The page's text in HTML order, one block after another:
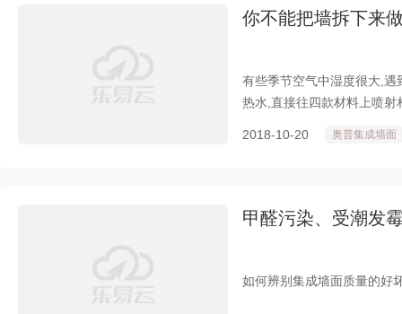
你不能把墙拆下来
有些季节空气中湿度很大,
热水,直接往四款材料上喷射
2018-10-20 奥普集成墙面
甲醛污染、受潮发
如何辨别集成墙面质量的好